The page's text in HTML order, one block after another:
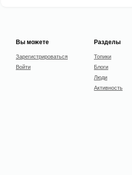
Вы можете
Зарегистрироваться
Войти
Разделы
Топики
Блоги
Люди
Активность